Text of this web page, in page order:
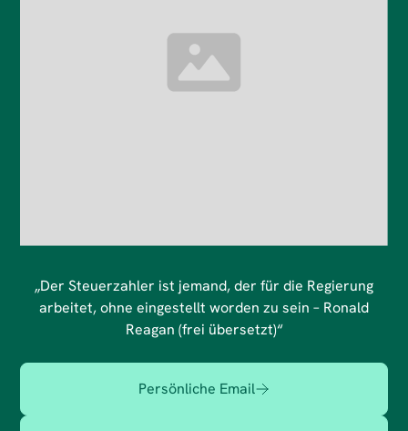
„Der Steuerzahler ist jemand, der für die Regierung
arbeitet, ohne eingestellt worden zu sein – Ronald
Reagan (frei übersetzt)“
Persönliche Email